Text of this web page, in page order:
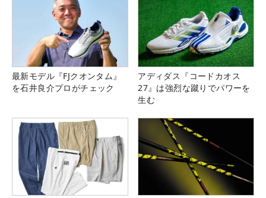
最新モデル『FJクオンタム』
を石井良介プロがチェック
アディダス『コードカオス
27』は強烈な蹴りでパワーを
生む